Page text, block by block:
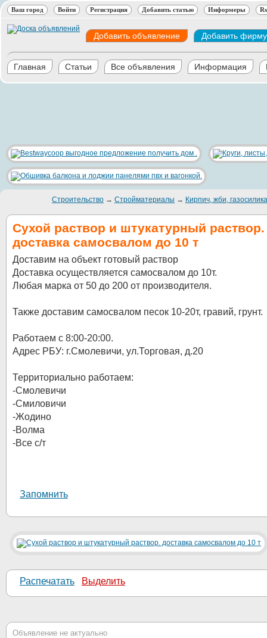
Ваш город Войти Регистрация Добавить статью Информеры
Добавить объявление Добавить фирму
Главная Статьи Все объявления Информация
Строительство → Стройматериалы → Кирпич, жби,
Сухой раствор и штукатурный раствор.
доставка самосвалом до 10 т
Доставим на объект готовый раствор
Доставка осуществляется самосвалом до 10т.
Любая марка от 50 до 200 от производителя.
Также доставим самосвалом песок 10-20т, гравий, грунт.
Работаем с 8:00-20:00.
Адрес РБУ: г.Смолевичи, ул.Торговая, д.20
Территориально работаем:
-Смолевичи
-Смиловичи
-Жодино
-Волма
-Все с/т
Запомнить
Распечатать Выделить
Объявление не актуально